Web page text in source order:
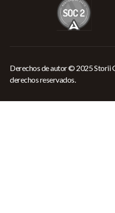
Derechos de autor © 2025 Storii
derechos reservados.